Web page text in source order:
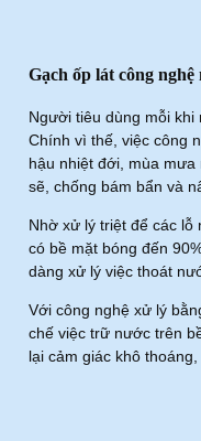
Gạch ốp lát công
Người tiêu dùng mỗi
Chính vì thế, việc công
hậu nhiệt đới, mùa
sẽ, chống bám bẩn và
Nhờ xử lý triệt để các lỗ
có bề mặt bóng đến
dàng xử lý việc thoát
Với công nghệ xử lý
chế việc trữ nước trên
lại cảm giác khô